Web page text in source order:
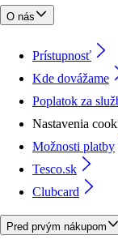
O nás
Prístupnosť
Kde dovážame
Poplatok za
Nastavenia
Možnosti platby
Tesco.sk
Clubcard
Pred prvým nákupom